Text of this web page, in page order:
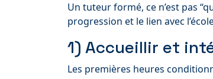
Un tuteur formé, ce n’est pas
progression et le lien avec
1) Accueillir et
Les premières heures